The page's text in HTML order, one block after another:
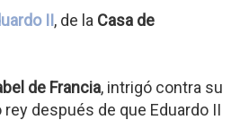
II, de la Casa de
de Francia, intrigó contra su
después de que Eduardo II